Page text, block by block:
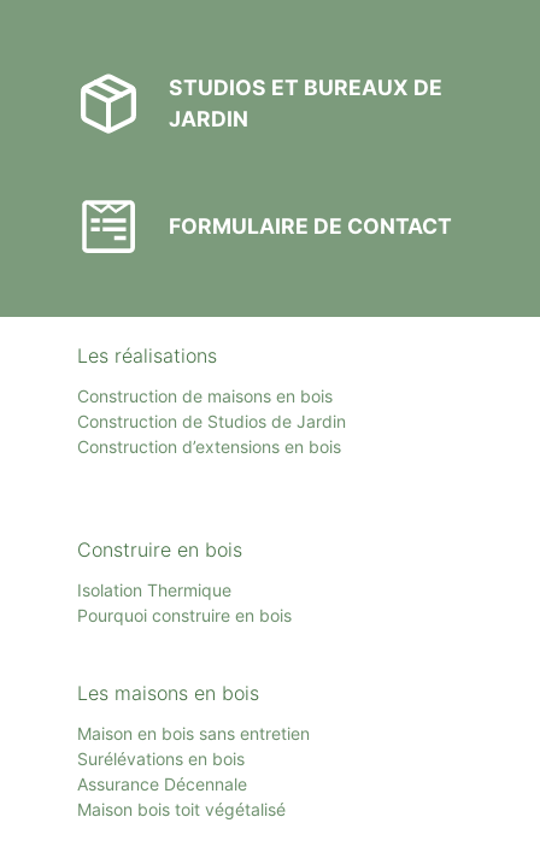
STUDIOS ET BUREAUX DE
JARDIN
FORMULAIRE DE CONTACT
Les réalisations
Construction de maisons en bois
Construction de Studios de Jardin
Construction d’extensions en bois
Construire en bois
Isolation Thermique
Pourquoi construire en bois
Les maisons en bois
Maison en bois sans entretien
Surélévations en bois
Assurance Décennale
Maison bois toit végétalisé